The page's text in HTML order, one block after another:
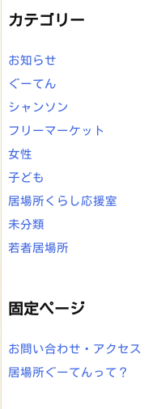
カテゴリー
お知らせ
ぐーてん
シャンソン
フリーマーケット
女性
子ども
居場所くらし応援室
未分類
若者居場所
固定ページ
お問い合わせ・アクセス
居場所ぐーてんって？